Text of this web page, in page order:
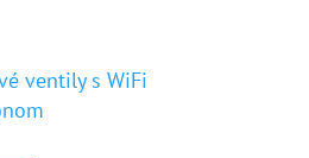
ventily s WiFi